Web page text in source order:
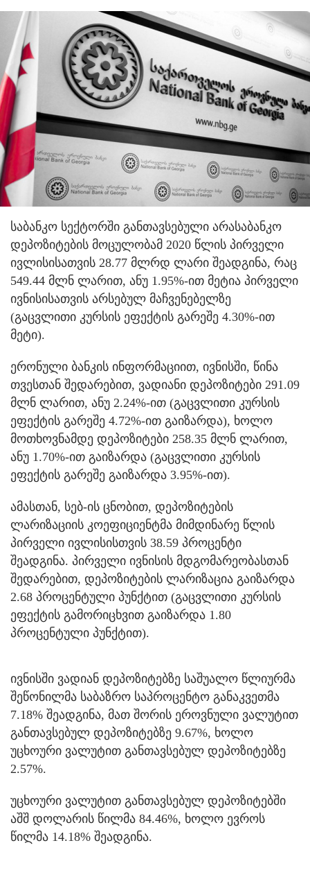
საბანკო სექტორში განთავსებული არასაბანკო
დეპოზიტების მოცულობამ 2020 წლის პირველი
ივლისისათვის 28.77 მლრდ ლარი შეადგინა, რაც
549.44 მლნ ლარით, ანუ 1.95%-ით მეტია პირველი
ივნისისათვის არსებულ მაჩვენებელზე
(გაცვლითი კურსის ეფექტის გარეშე 4.30%-ით
მეტი).
ერონული ბანკის ინფორმაციით, ივნისში, წინა
თვესთან შედარებით, ვადიანი დეპოზიტები 291.09
მლნ ლარით, ანუ 2.24%-ით (გაცვლითი კურსის
ეფექტის გარეშე 4.72%-ით გაიზარდა), ხოლო
მოთხოვნამდე დეპოზიტები 258.35 მლნ ლარით,
ანუ 1.70%-ით გაიზარდა (გაცვლითი კურსის
ეფექტის გარეშე გაიზარდა 3.95%-ით).
ამასთან, სებ-ის ცნობით, დეპოზიტების
ლარიზაციის კოეფიციენტმა მიმდინარე წლის
პირველი ივლისისთვის 38.59 პროცენტი
შეადგინა. პირველი ივნისის მდგომარეობასთან
შედარებით, დეპოზიტების ლარიზაცია გაიზარდა
2.68 პროცენტული პუნქტით (გაცვლითი კურსის
ეფექტის გამორიცხვით გაიზარდა 1.80
პროცენტული პუნქტით).
ივნისში ვადიან დეპოზიტებზე საშუალო წლიურმა
შეწონილმა საბაზრო საპროცენტო განაკვეთმა
7.18% შეადგინა, მათ შორის ეროვნული ვალუტით
განთავსებულ დეპოზიტებზე 9.67%, ხოლო
უცხოური ვალუტით განთავსებულ დეპოზიტებზე
2.57%.
უცხოური ვალუტით განთავსებულ დეპოზიტებში
აშშ დოლარის წილმა 84.46%, ხოლო ევროს
წილმა 14.18% შეადგინა.